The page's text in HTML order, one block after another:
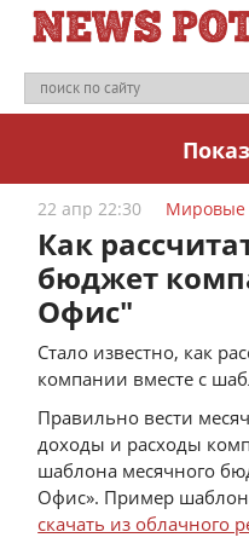
22 апр 22:30 Мировые
Как
бюджет
Офис"
Стало известно, как
компании вместе с
Правильно вести
доходы и расходы
шаблона месячного
Офис». Пример
скачать из облачного